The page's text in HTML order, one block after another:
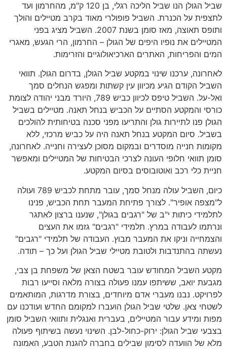
שביל הגולן הנו שביל הליכה רגלי, בן 120 ק"מ, מהחרמון ועד
לתצפית על הכנרת. השביל פופולרי מאוד בקרב מטיילים והולך
ותופס תאוצה, מאז סומן בשנת 2007. השביל מציג בפני
המטיילים את נופיו היפים של הגולן – החרמון, הרי הגעש, מאגרי
המים והפריחות, האתרים הארכיאולוגיים והזרימות.
לאחרונה, ערכנו שינוי במקטע שביל הגולן, בדרום הגולן. תוואי
השביל הקודם הגיע מכיוון עין קשתות ומפגש הנחלים סמך
ואל-על. השביל טיפס לכיוון כביש 789, היורד מבני יהודה לצומת
כורסי והמקטע הסתיים על הכביש בנחל תאנה. מטיילים בשביל
הגולן פנו לתיירות גולן והתריעו מפני סכנה בטיחותית להולכים
בשביל. סיום המקטע בנחל תאנה היה על כביש מרכזי, ללא
מקומות חנייה מוסדרים ובמקום מסוכן לעצירה וחנייה. לאחרונה,
סומן תוואי חלופי העונה לצרכי הבטיחות של המטיילים ומאפשר
חניית כלי רכב ואוטובוסים בסיום המקטע.
כיום, השביל עולה מנחל סמך, עובר מתחת לכביש 789 ועולה
ל"מצפה אופיר". לצורך פתיחת המעבר תחת הכביש, פנינו
לתלמידי כיתות י"ב של "רגבים בגולן", שנענו ברצון לאתגר
ונרתמו לעבודה במרץ. תלמידי "רגבים" גזמו את העצים
והצמחייה וניקו את המעבר מבוץ. העבודה של תלמידי "רגבים"
נעשתה בהתנדבות ולטובת מטיילי שביל הגולן ועל כך – תודה.
מקטע השביל המחודש עובר בשטח הצאן של משפחת בן צבי,
מגבעת יואב, ששיתפו עמנו פעולה בצורה מלאה וסייעו רבות
לפרויקט. נבנו מעברי אדם מיוחדים, בצורת מדרגות, המותאמים
לשטחי צאן. שלטי שביל הגולן הועברו למקומם החדש ועודכנו עם
מפות ומידע עבור המטיילים, בעברית ואנגלית ותוואי השביל סומן
בצבעי שביל הגולן: ירוק-כחול-לבן. השינוי נעשה בשיתוף פעולה
מלא של הוועדה לסימון שבילים בחברה להגנת הטבע, האמונה